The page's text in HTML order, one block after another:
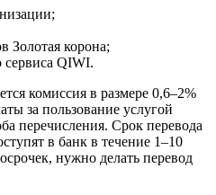
Золотая корона;
QIWI.
комиссия в размере 0,6–2%
за пользование услугой
перечисления. Срок перевода
в банк в течение 1–10
нужно делать перевод